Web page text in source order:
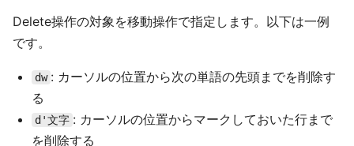
Delete操作の対象を移動操作で指定します。以下は一例
です。
dw : カーソルの位置から次の単語の先頭までを削除す
る
d'文字 : カーソルの位置からマークしておいた行まで
を削除する